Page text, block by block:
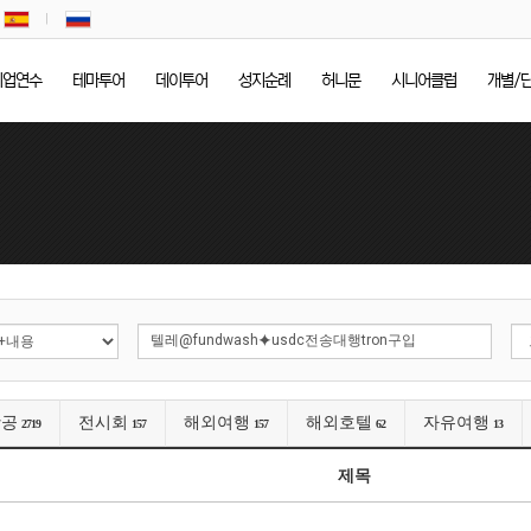
연수 테마투어 데이투어 성지순례 허니문 시니어클럽 개별/
2719 전시회 157 해외여행 157 해외호텔 62 자유여행 13
제목